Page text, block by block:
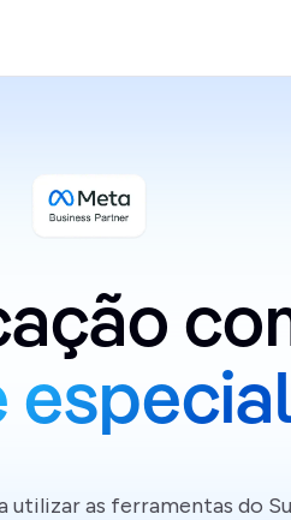
utilizar as ferramentas do